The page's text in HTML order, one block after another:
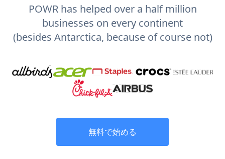
POWR has helped over a half million
businesses on every continent
(besides Antarctica, because of course not)
無料で始める